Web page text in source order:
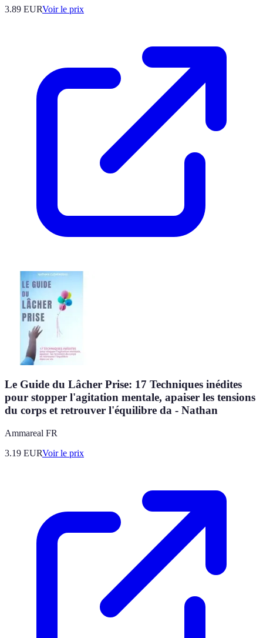
3.89 EURVoir le prix
Le Guide du Lâcher Prise: 17 Techniques inédites
pour stopper l'agitation mentale, apaiser les tensions
du corps et retrouver l'équilibre da - Nathan
Ammareal FR
3.19 EURVoir le prix